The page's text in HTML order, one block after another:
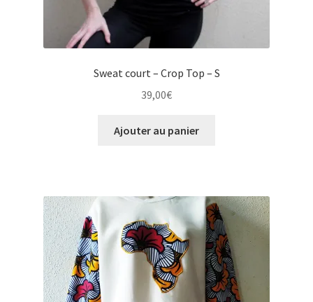
Sweat court – Crop Top – S
39,00€
Ajouter au panier